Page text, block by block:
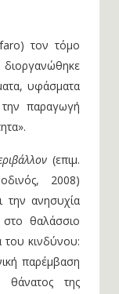
τον τόμο
υφάσματα
την παραγωγή
(επιμ.
2008)
την ανησυχία
στο θαλάσσιο
κινδύνου:
παρέμβαση
θάνατος της